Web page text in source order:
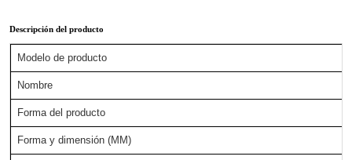
Descripción del producto
Modelo de producto
Nombre
Forma del producto
Forma y dimensión (MM)